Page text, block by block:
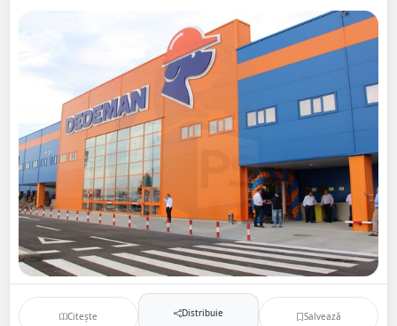
Citește Distribuie Salvează